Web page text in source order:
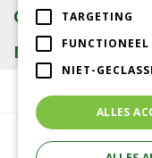
CONTACT
MEER
TARGETING
FUNCTIONEEL
NIET-
ALLES